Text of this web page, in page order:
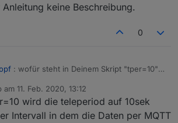
keine Beschreibung.
0
: wofür steht in Deinem Skript "tper=10" ?
am 11. Feb. 2020, 13:12
von
wird die teleperiod auf 10sek
Intervall in dem die Daten per MQTT